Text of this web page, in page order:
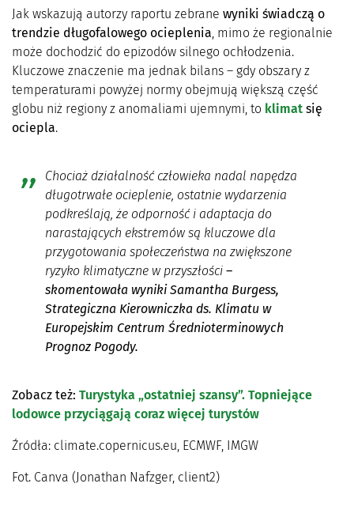
Jak wskazują autorzy raportu zebrane wyniki świadczą o
trendzie długofalowego ocieplenia, mimo że regionalnie
może dochodzić do epizodów silnego ochłodzenia.
Kluczowe znaczenie ma jednak bilans – gdy obszary z
temperaturami powyżej normy obejmują większą część
globu niż regiony z anomaliami ujemnymi, to klimat się
ociepla.
Chociaż działalność człowieka nadal napędza
długotrwałe ocieplenie, ostatnie wydarzenia
podkreślają, że odporność i adaptacja do
narastających ekstremów są kluczowe dla
przygotowania społeczeństwa na zwiększone
ryzyko klimatyczne w przyszłości –
skomentowała wyniki Samantha Burgess,
Strategiczna Kierowniczka ds. Klimatu w
Europejskim Centrum Średnioterminowych
Prognoz Pogody.
Zobacz też: Turystyka „ostatniej szansy”. Topniejące
lodowce przyciągają coraz więcej turystów
Źródła: climate.copernicus.eu, ECMWF, IMGW
Fot. Canva (Jonathan Nafzger, client2)